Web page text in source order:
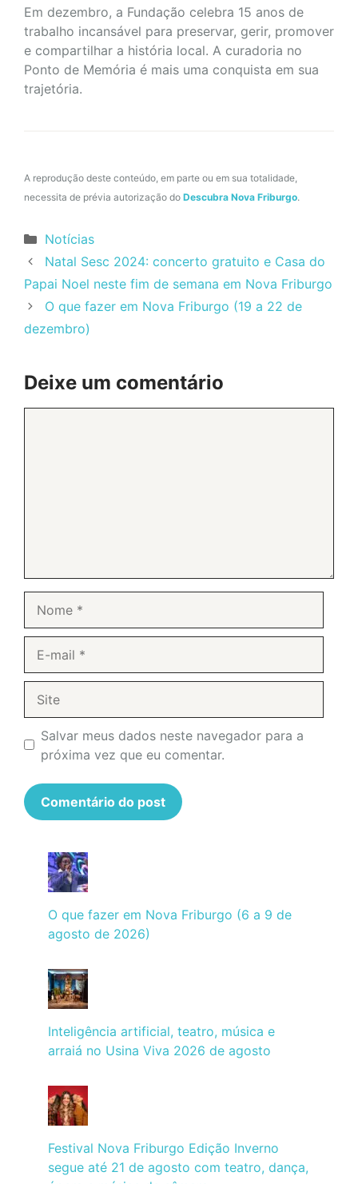
Em dezembro, a Fundação celebra 15 anos de
trabalho incansável para preservar, gerir, promover
e compartilhar a história local. A curadoria no
Ponto de Memória é mais uma conquista em sua
trajetória.
A reprodução deste conteúdo, em parte ou em sua totalidade,
necessita de prévia autorização do Descubra Nova Friburgo.
Categorias
Notícias
Natal Sesc 2024: concerto gratuito e Casa do
Papai Noel neste fim de semana em Nova Friburgo
O que fazer em Nova Friburgo (19 a 22 de
dezembro)
Deixe um comentário
mail
Salvar meus dados neste navegador para a
próxima vez que eu comentar.
O que fazer em Nova Friburgo (6 a 9 de
agosto de 2026)
Inteligência artificial, teatro, música e
arraiá no Usina Viva 2026 de agosto
Festival Nova Friburgo Edição Inverno
segue até 21 de agosto com teatro, dança,